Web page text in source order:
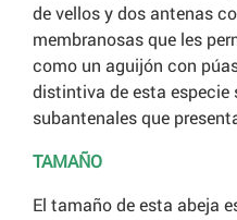
de vellos y dos antenas
membranosas que les
como un aguijón con
distintiva de esta especie
subantenales que
TAMAÑO
El tamaño de esta abeja